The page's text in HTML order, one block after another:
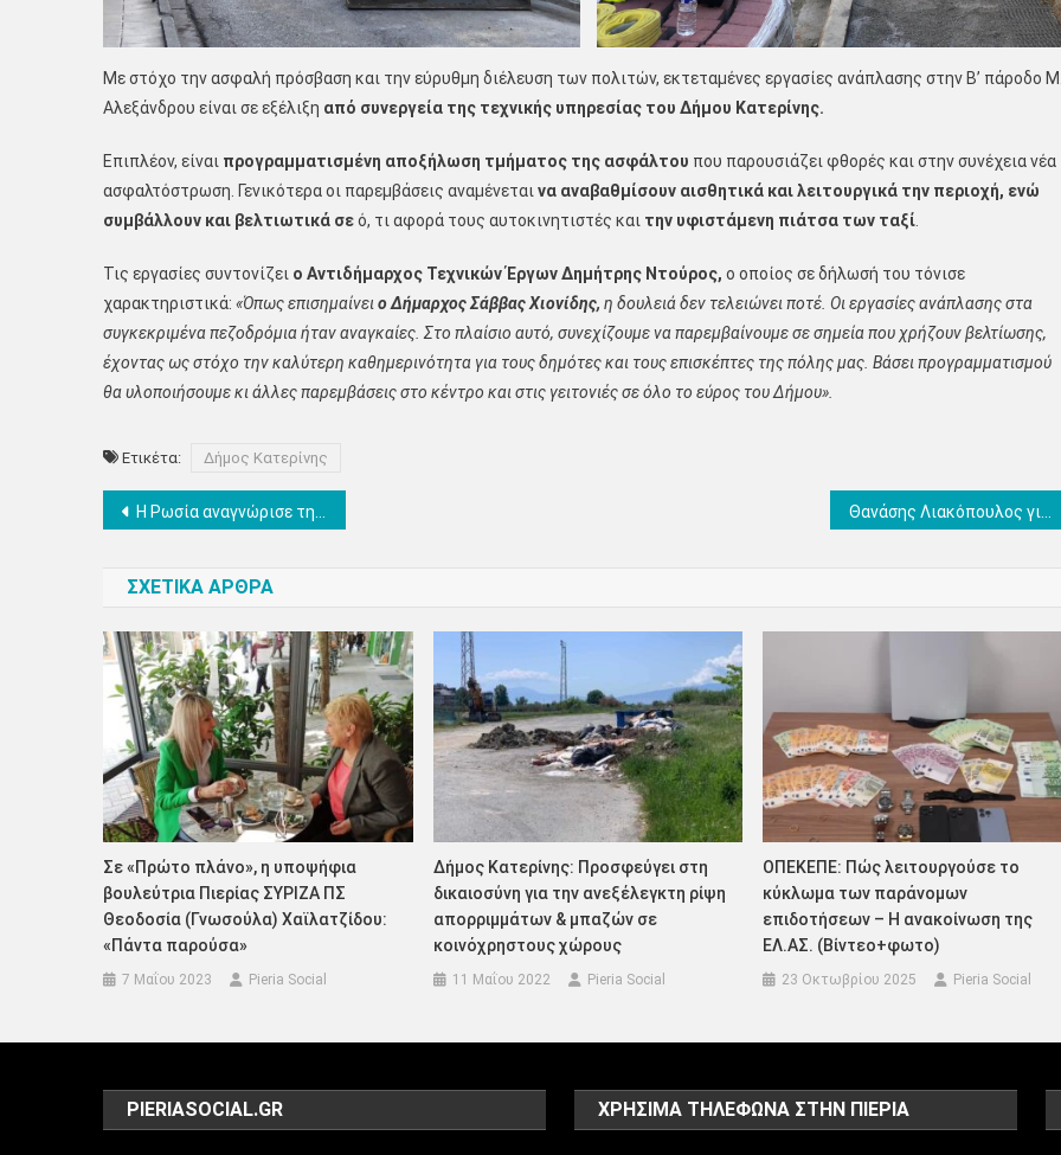
Με στόχο την ασφαλή πρόσβαση και την εύρυθμη διέλευση των πολιτών, εκτεταμένες εργασίες ανάπλασης στην Β’ πάροδο
Αλεξάνδρου είναι σε εξέλιξη από συνεργεία της τεχνικής υπηρεσίας του Δήμου Κατερίνης.
Επιπλέον, είναι προγραμματισμένη αποξήλωση τμήματος της ασφάλτου που παρουσιάζει φθορές και στην συνέχεια νέα
ασφαλτόστρωση. Γενικότερα οι παρεμβάσεις αναμένεται να αναβαθμίσουν αισθητικά και λειτουργικά την περιοχή, ενώ
συμβάλλουν και βελτιωτικά σεό, τι αφορά τους αυτοκινητιστές και την υφιστάμενη πιάτσα των ταξί
Τις εργασίες συντονίζει ο Αντιδήμαρχος Τεχνικών Έργων Δημήτρης Ντούρος, ο οποίος σε δήλωσή του τόνισε
χαρακτηριστικά: «Όπως επισημαίνει ο Δήμαρχος Σάββας Χιονίδης, η δουλειά δεν τελειώνει ποτέ. Οι εργασίες ανάπλασης στα
συγκεκριμένα πεζοδρόμια ήταν αναγκαίες. Στο πλαίσιο αυτό, συνεχίζουμε να παρεμβαίνουμε σε σημεία που χρήζουν βελτίωσης,
έχοντας ως στόχο την καλύτερη καθημερινότητα για τους δημότες και τους επισκέπτες της πόλης μας. Βάσει προγραμματισμού
θα υλοποιήσουμε κι άλλες παρεμβάσεις στο κέντρο και στις γειτονιές σε όλο το εύρος του Δήμου».
Ετικέτα: Δήμος Κατερίνης
Πλοήγηση
Η Ρωσία αναγνώρισε τη Βόρεια Μακεδονία με το συνταγματικό της όνομα
ΣΧΕΤΙΚΑ ΑΡΘΡΑ
Σε «Πρώτο πλάνο», η υποψήφια
βουλεύτρια Πιερίας ΣΥΡΙΖΑ ΠΣ
Θεοδοσία (Γνωσούλα) Χαϊλατζίδου:
«Πάντα παρούσα»
7 Μαΐου 2023 Pieria Social
Δήμος Κατερίνης: Προσφεύγει στη
δικαιοσύνη για την ανεξέλεγκτη ρίψη
απορριμμάτων & μπαζών σε
κοινόχρηστους χώρους
11 Μαΐου 2022 Pieria Social
ΟΠΕΚΕΠΕ: Πώς λειτουργούσε το
κύκλωμα των παράνομων
επιδοτήσεων – Η ανακοίνωση της
ΕΛ.ΑΣ. (Βίντεο+φωτο)
23 Οκτωβρίου 2025 Pieria Social
PIERIASOCIAL.GR ΧΡΗΣΙΜΑ ΤΗΛΕΦΩΝΑ ΣΤΗΝ ΠΙΕΡΙΑ